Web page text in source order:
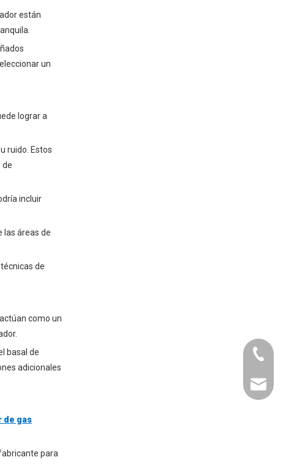
están
un
lograr a
ruido. Estos
de
incluir
las áreas de
de
como un
basal de
adicionales
de gas
para
+86-